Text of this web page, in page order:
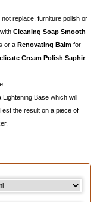
replace, furniture polish or
Cleaning Soap Smooth
or a Renovating Balm for
Cream Polish Saphir.
Base which will
the result on a piece of
Pad